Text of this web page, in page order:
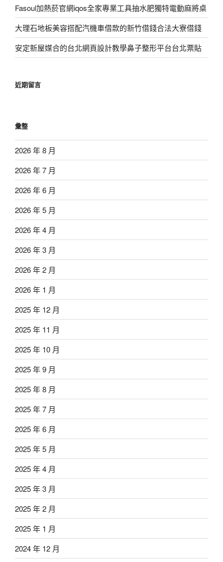
Fasoul加熱菸官網iqos全家專業工具抽水肥獨特電動麻將桌
大理石地板美容搭配汽機車借款的新竹借錢合法大寮借錢
安定新屋媒合的台北網頁設計教學鼻子整形平台台北票貼
近期留言
彙整
2026 年 8 月
2026 年 7 月
2026 年 6 月
2026 年 5 月
2026 年 4 月
2026 年 3 月
2026 年 2 月
2026 年 1 月
2025 年 12 月
2025 年 11 月
2025 年 10 月
2025 年 9 月
2025 年 8 月
2025 年 7 月
2025 年 6 月
2025 年 5 月
2025 年 4 月
2025 年 3 月
2025 年 2 月
2025 年 1 月
2024 年 12 月